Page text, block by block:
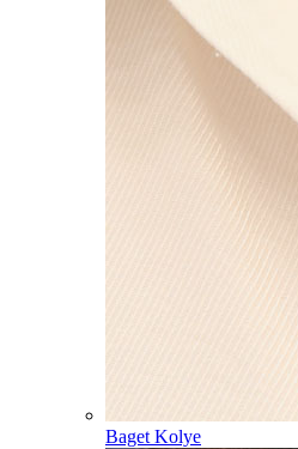
Baget Kolye